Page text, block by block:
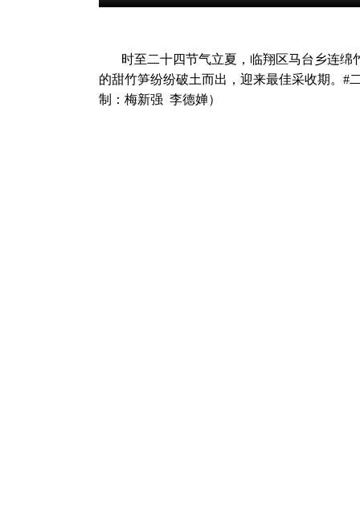
时至二十四节气立夏，临翔区马台乡连
的甜竹笋纷纷破土而出，迎来最佳采收期。#
制：梅新强 李德婵）